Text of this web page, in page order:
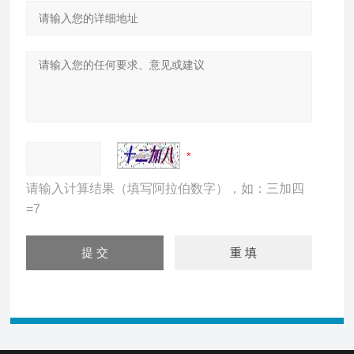
请输入计算结果（填写阿拉伯数字），如：三加四
=7